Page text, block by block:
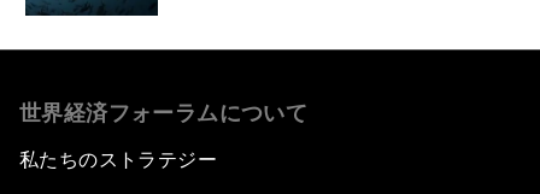
世界経済フォーラムについて
私たちのストラテジー